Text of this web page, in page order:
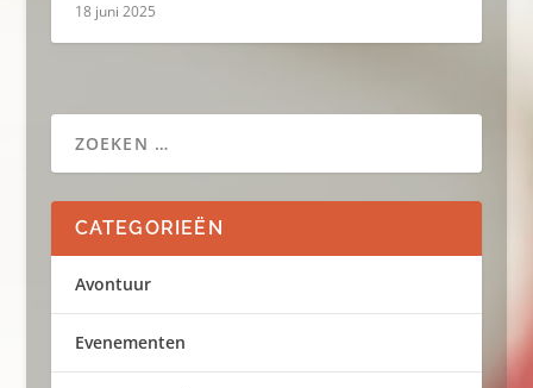
18 juni 2025
CATEGORIEËN
Avontuur
Evenementen